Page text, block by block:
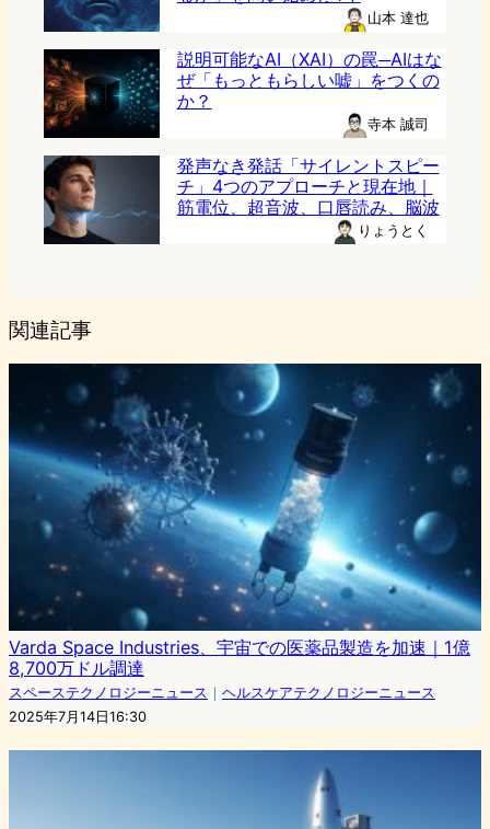
山本 達也
説明可能なAI（XAI）の罠─AIはな
ぜ「もっともらしい嘘」をつくの
か？
寺本 誠司
発声なき発話「サイレントスピー
チ」4つのアプローチと現在地｜
筋電位、超音波、口唇読み、脳波
りょうとく
関連記事
Varda Space Industries、宇宙での医薬品製造を加速｜1億
8,700万ドル調達
スペーステクノロジーニュース ｜ ヘルスケアテクノロジーニュース
2025年7月14日16:30